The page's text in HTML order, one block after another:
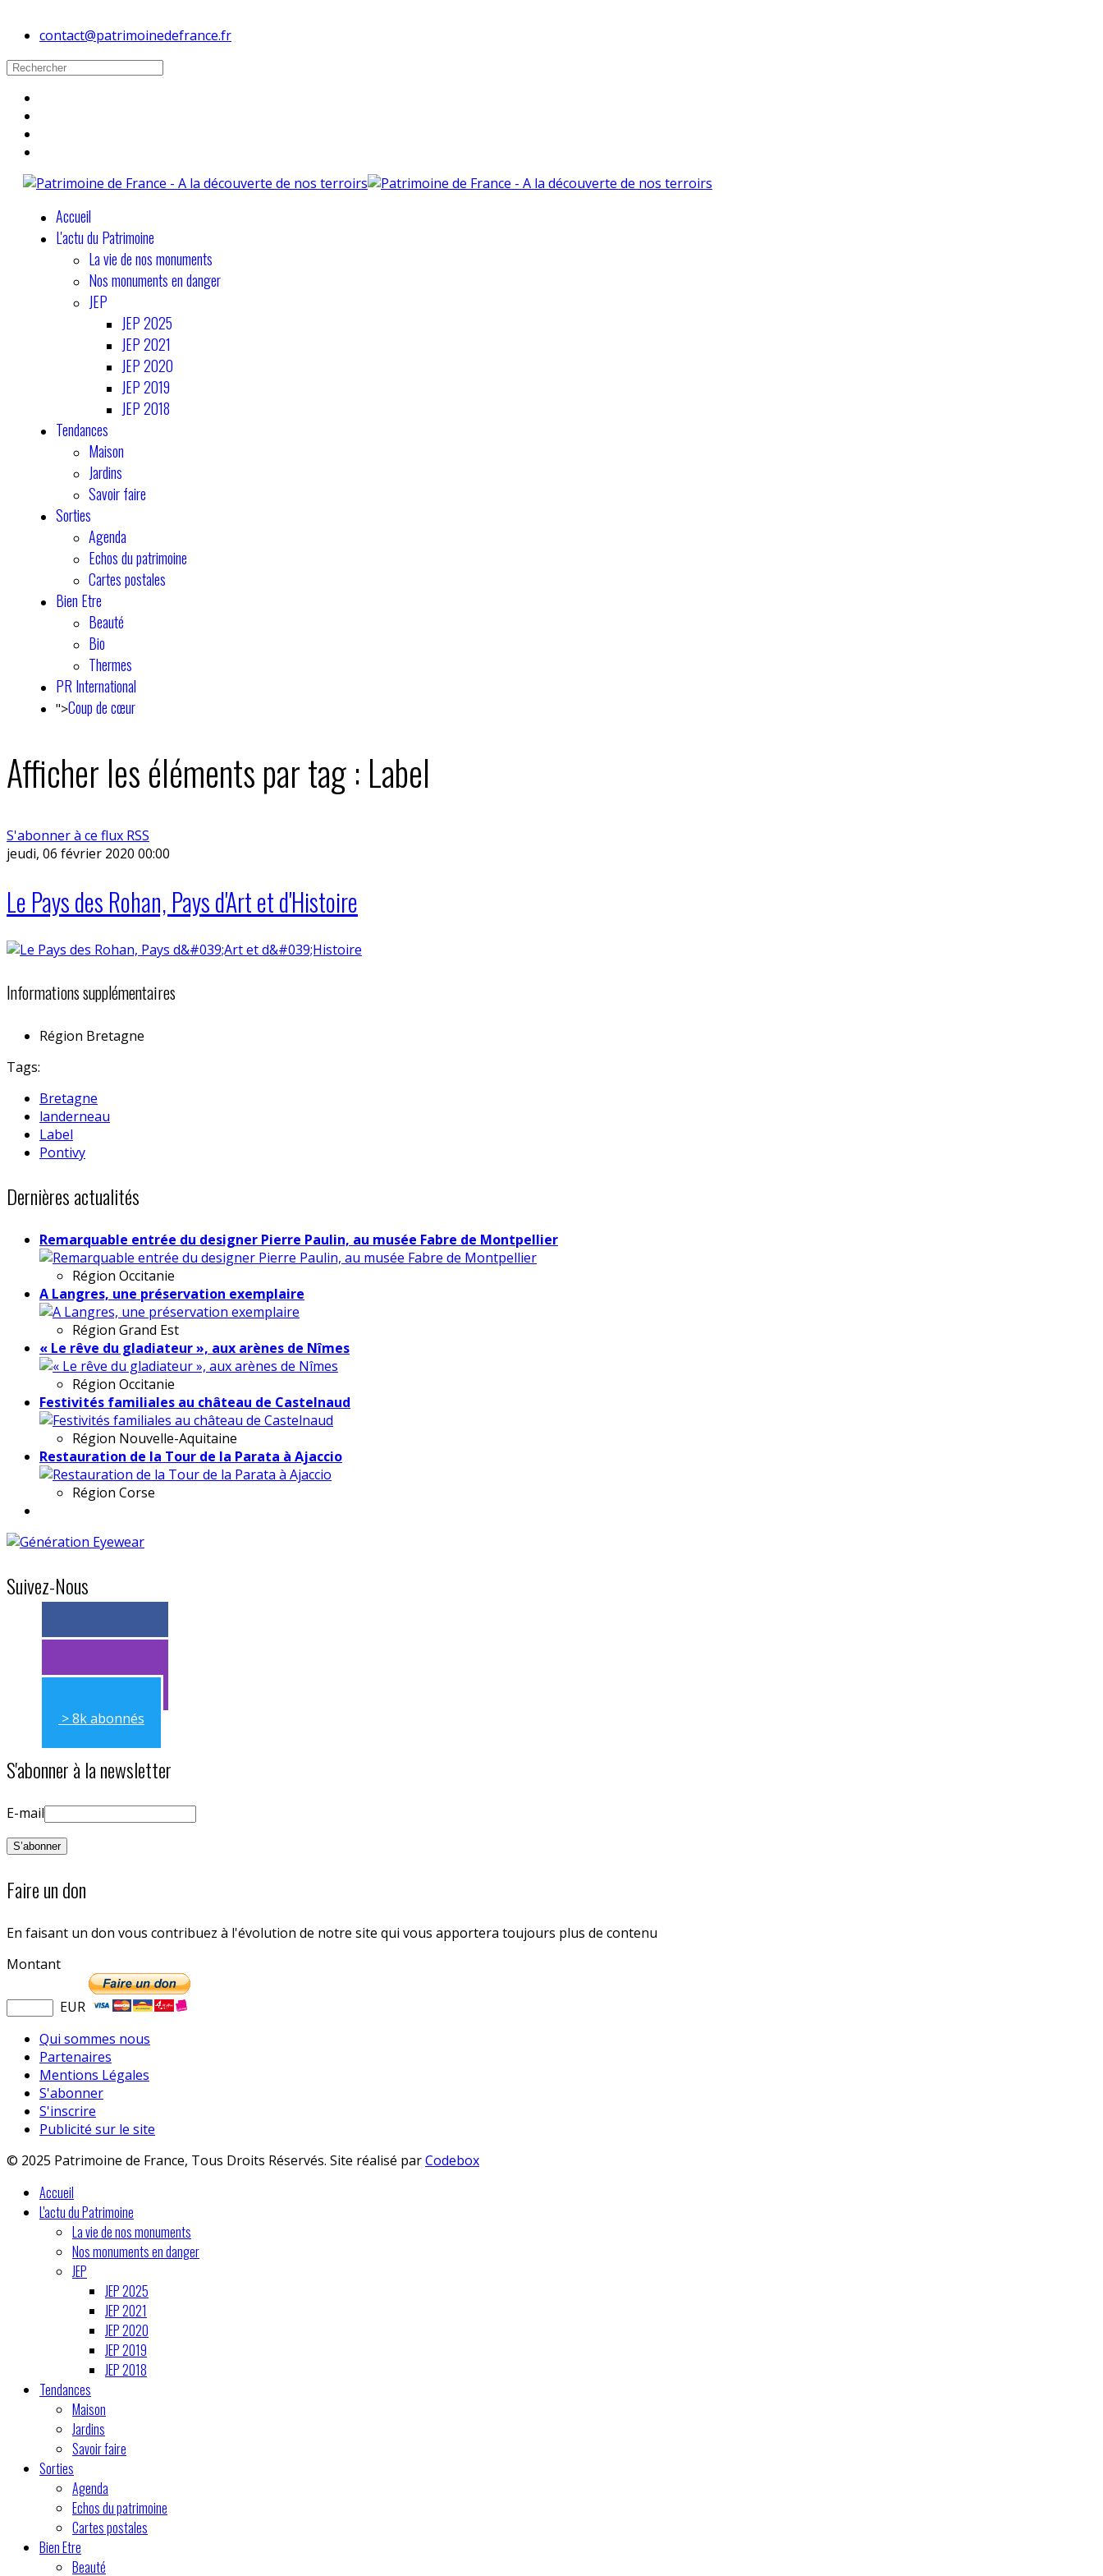
contact@patrimoinedefrance.fr
Accueil
L'actu du Patrimoine
La vie de nos monuments
Nos monuments en danger
JEP
JEP 2025
JEP 2021
JEP 2020
JEP 2019
JEP 2018
Tendances
Maison
Jardins
Savoir faire
Sorties
Agenda
Echos du patrimoine
Cartes postales
Bien Etre
Beauté
Bio
Thermes
PR International
">Coup de cœur
Afficher les éléments par tag : Label
S'abonner à ce flux RSS
jeudi, 06 février 2020 00:00
Le Pays des Rohan, Pays d'Art et d'Histoire
Informations supplémentaires
Région Bretagne
Tags:
Bretagne
landerneau
Label
Pontivy
Dernières actualités
Remarquable entrée du designer Pierre Paulin, au musée Fabre de Montpellier
Région Occitanie
A Langres, une préservation exemplaire
Région Grand Est
« Le rêve du gladiateur », aux arènes de Nîmes
Région Occitanie
Festivités familiales au château de Castelnaud
Région Nouvelle-Aquitaine
Restauration de la Tour de la Parata à Ajaccio
Région Corse
Suivez-Nous
> 11k abonnés
> 11k abonnés
> 8k abonnés
S'abonner à la newsletter
E-mail
Faire un don
En faisant un don vous contribuez à l'évolution de notre site qui vous apportera toujours plus de contenu
Montant
EUR
Qui sommes nous
Partenaires
Mentions Légales
S'abonner
S'inscrire
Publicité sur le site
© 2025 Patrimoine de France, Tous Droits Réservés. Site réalisé parCodebox
Accueil
L'actu du Patrimoine
La vie de nos monuments
Nos monuments en danger
JEP
JEP 2025
JEP 2021
JEP 2020
JEP 2019
JEP 2018
Tendances
Maison
Jardins
Savoir faire
Sorties
Agenda
Echos du patrimoine
Cartes postales
Bien Etre
Beauté